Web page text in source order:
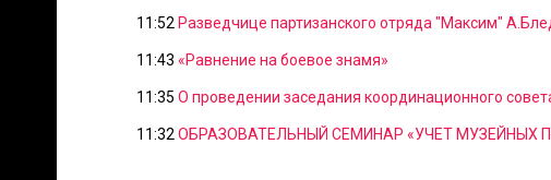
11:52 Разведчице партизанского отряда "Максим"
11:43 «Равнение на боевое знамя»
11:35 О проведении заседания координационного
11:32 ОБРАЗОВАТЕЛЬНЫЙ СЕМИНАР «УЧЕТ МУЗЕЙНЫХ